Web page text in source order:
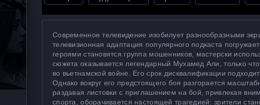
Современное телевидение изобилует разнообразными
телевизионная адаптация популярного подкаста
героями становятся группа мошенников, мастерски
сюжета оказывается легендарный Мухамед Али, только
во вьетнамской войне. Его срок дисквалификации
Однако вокруг его предстоящего боя разгорается
раздавая листовки с приглашением на бой, привлекая
спорта, оборачивается настоящей трагедией: зрители